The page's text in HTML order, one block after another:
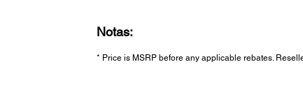
Notas:
* Price is MSRP before any applicable rebates.